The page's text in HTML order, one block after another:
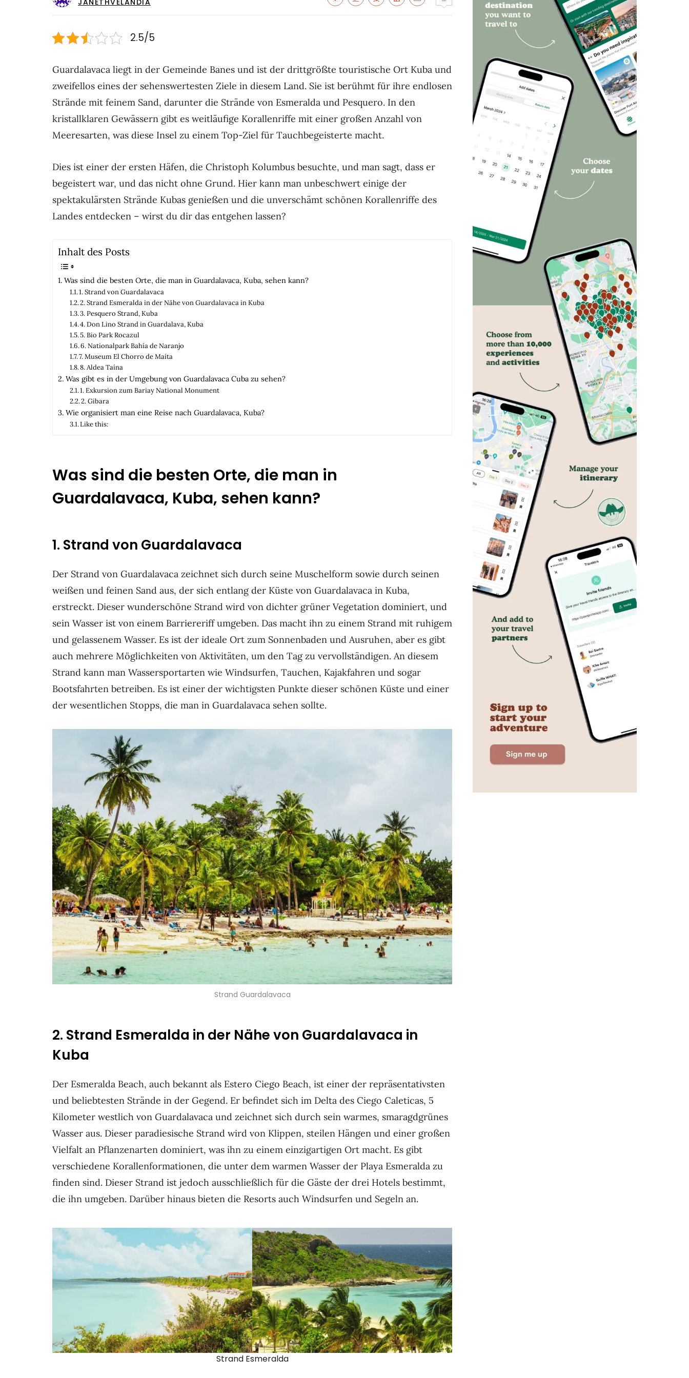
JANETHVELANDIA
2.5/5
Guardalavaca liegt in der Gemeinde Banes und ist der drittgrößte touristische Ort Kuba und
zweifellos eines der sehenswertesten Ziele in diesem Land. Sie ist berühmt für ihre endlosen
Strände mit feinem Sand, darunter die Strände von Esmeralda und Pesquero. In den
kristallklaren Gewässern gibt es weitläufige Korallenriffe mit einer großen Anzahl von
Meeresarten, was diese Insel zu einem Top-Ziel für Tauchbegeisterte macht.
Dies ist einer der ersten Häfen, die Christoph Kolumbus besuchte, und man sagt, dass er
begeistert war, und das nicht ohne Grund. Hier kann man unbeschwert einige der
spektakulärsten Strände Kubas genießen und die unverschämt schönen Korallenriffe des
Landes entdecken – wirst du dir das entgehen lassen?
Inhalt des Posts
Was sind die besten Orte, die man in Guardalavaca, Kuba, sehen kann?
1. Strand von Guardalavaca
2. Strand Esmeralda in der Nähe von Guardalavaca in Kuba
3. Pesquero Strand, Kuba
4. Don Lino Strand in Guardalava, Kuba
5. Bio Park Rocazul
6. Nationalpark Bahía de Naranjo
7. Museum El Chorro de Maíta
8. Aldea Taína
Was gibt es in der Umgebung von Guardalavaca Cuba zu sehen?
1. Exkursion zum Bariay National Monument
2. Gibara
Wie organisiert man eine Reise nach Guardalavaca, Kuba?
Like this:
Was sind die besten Orte, die man in
Guardalavaca, Kuba, sehen kann?
1. Strand von Guardalavaca
Der Strand von Guardalavaca zeichnet sich durch seine Muschelform sowie durch seinen
weißen und feinen Sand aus, der sich entlang der Küste von Guardalavaca in Kuba,
erstreckt. Dieser wunderschöne Strand wird von dichter grüner Vegetation dominiert, und
sein Wasser ist von einem Barriereriff umgeben. Das macht ihn zu einem Strand mit ruhigem
und gelassenem Wasser. Es ist der ideale Ort zum Sonnenbaden und Ausruhen, aber es gibt
auch mehrere Möglichkeiten von Aktivitäten, um den Tag zu vervollständigen. An diesem
Strand kann man Wassersportarten wie Windsurfen, Tauchen, Kajakfahren und sogar
Bootsfahrten betreiben. Es ist einer der wichtigsten Punkte dieser schönen Küste und einer
der wesentlichen Stopps, die man in Guardalavaca sehen sollte.
Strand Guardalavaca
2. Strand Esmeralda in der Nähe von Guardalavaca in
Kuba
Der Esmeralda Beach, auch bekannt als Estero Ciego Beach, ist einer der repräsentativsten
und beliebtesten Strände in der Gegend. Er befindet sich im Delta des Ciego Caleticas, 5
Kilometer westlich von Guardalavaca und zeichnet sich durch sein warmes, smaragdgrünes
Wasser aus. Dieser paradiesische Strand wird von Klippen, steilen Hängen und einer großen
Vielfalt an Pflanzenarten dominiert, was ihn zu einem einzigartigen Ort macht. Es gibt
verschiedene Korallenformationen, die unter dem warmen Wasser der Playa Esmeralda zu
finden sind. Dieser Strand ist jedoch ausschließlich für die Gäste der drei Hotels bestimmt,
die ihn umgeben. Darüber hinaus bieten die Resorts auch Windsurfen und Segeln an.
Strand Esmeralda